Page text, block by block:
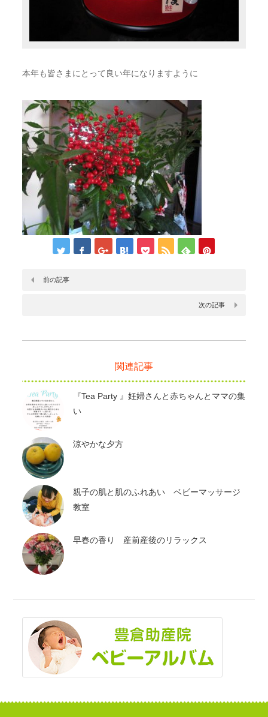
本年も皆さまにとって良い年になりますように
前の記事
次の記事
関連記事
『Tea Party 』妊婦さんと赤ちゃんとママの集
い
涼やかな夕方
親子の肌と肌のふれあい ベビーマッサージ
教室
早春の香り 産前産後のリラックス